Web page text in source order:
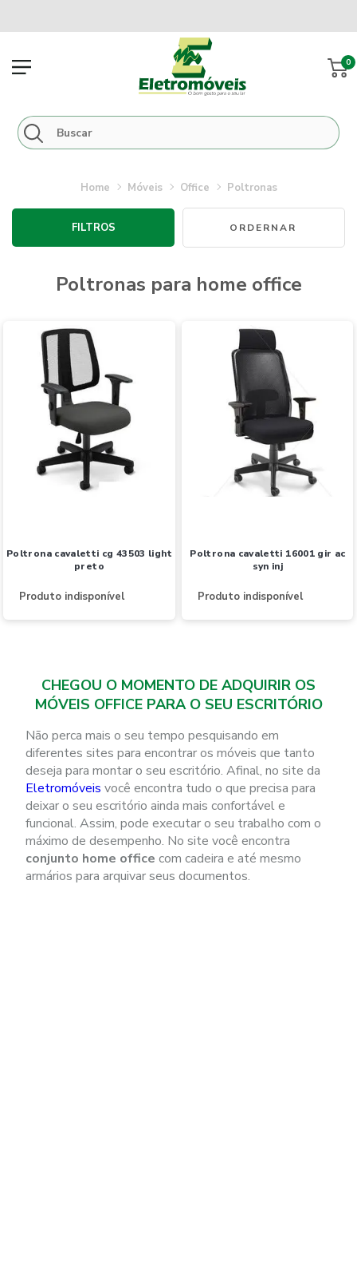
0
móveis office poltronas
poltronas para home office
FILTROS
poltrona cavaletti cg 43503 light
preto
Produto indisponível
poltrona cavaletti 16001 gir ac
syn inj
Produto indisponível
CHEGOU O MOMENTO DE ADQUIRIR OS
MÓVEIS OFFICE PARA O SEU ESCRITÓRIO
Não perca mais o seu tempo pesquisando em
diferentes sites para encontrar os móveis que tanto
deseja para montar o seu escritório. Afinal, no site da
Eletromóveis você encontra tudo o que precisa para
deixar o seu escritório ainda mais confortável e
funcional. Assim, pode executar o seu trabalho com o
máximo de desempenho. No site você encontra
conjunto home office com cadeira e até mesmo
armários para arquivar seus documentos.